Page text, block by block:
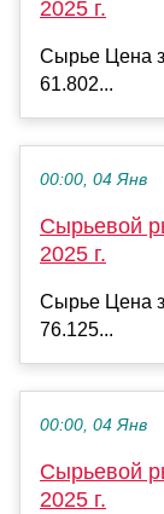
2025 г.
Сырье Цена
61.802...
00:00, 04 Янв
Сырьевой
2025 г.
Сырье Цена
76.125...
00:00, 04 Янв
Сырьевой
2025 г.